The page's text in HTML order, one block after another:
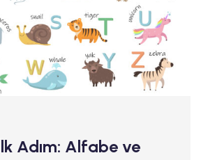
Adım: Alfabe ve